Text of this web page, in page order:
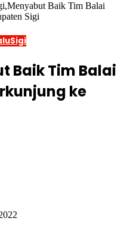
Baik Tim Balai
Sigi
Sigi
Baik Tim Balai
ke